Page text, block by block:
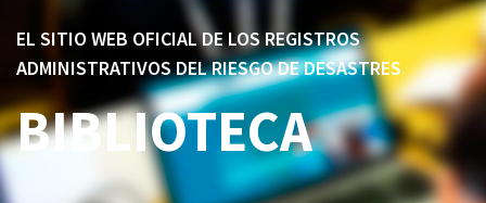
EL SITIO WEB OFICIAL DE LOS REGISTROS
ADMINISTRATIVOS DEL RIESGO DE DESASTRES
BIBLIOTECA